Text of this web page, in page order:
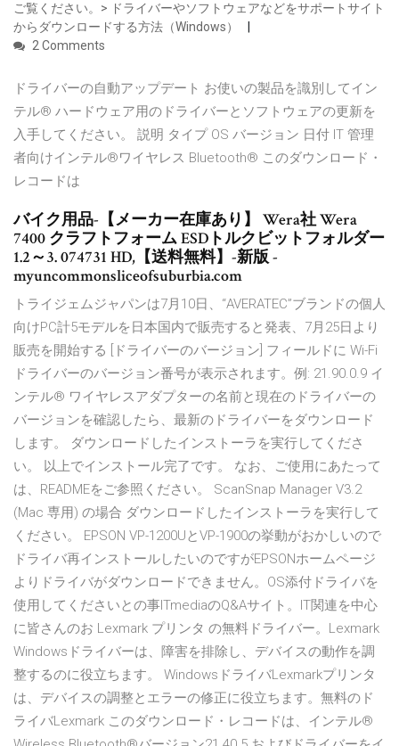
ご覧ください。> ドライバーやソフトウェアなどをサポートサイト
からダウンロードする方法（Windows）
2 Comments
ドライバーの自動アップデート お使いの製品を識別してイン
テル® ハードウェア用のドライバーとソフトウェアの更新を
入手してください。 説明 タイプ OS バージョン 日付 IT 管理
者向けインテル®ワイヤレス Bluetooth® このダウンロード・
レコードは
バイク用品-【メーカー在庫あり】 Wera社 Wera
7400 クラフトフォーム ESDトルクビットフォルダー
1.2～3. 074731 HD,【送料無料】-新版 -
myuncommonsliceofsuburbia.com
トライジェムジャパンは7月10日、“AVERATEC”ブランドの個人
向けPC計5モデルを日本国内で販売すると発表、7月25日より
販売を開始する [ドライバーのバージョン] フィールドに Wi-Fi
ドライバーのバージョン番号が表示されます。例: 21.90.0.9 イ
ンテル® ワイヤレスアダプターの名前と現在のドライバーの
バージョンを確認したら、最新のドライバーをダウンロード
します。 ダウンロードしたインストーラを実行してくださ
い。 以上でインストール完了です。 なお、ご使用にあたって
は、READMEをご参照ください。 ScanSnap Manager V3.2
(Mac 専用) の場合 ダウンロードしたインストーラを実行して
ください。 EPSON VP-1200UとVP-1900の挙動がおかしいので
ドライバ再インストールしたいのですがEPSONホームページ
よりドライバがダウンロードできません。OS添付ドライバを
使用してくださいとの事ITmediaのQ&Aサイト。IT関連を中心
に皆さんのお Lexmark プリンタ の無料ドライバー。Lexmark
Windowsドライバーは、障害を排除し、デバイスの動作を調
整するのに役立ちます。 WindowsドライバLexmarkプリンタ
は、デバイスの調整とエラーの修正に役立ちます。無料のド
ライバLexmark このダウンロード・レコードは、インテル®